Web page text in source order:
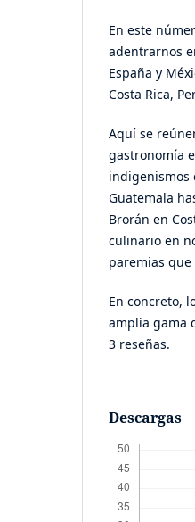
En este
adentrarnos
España y
Costa Rica,
Aquí se
gastronomía
indigenismos
Guatemala
Brorán en
culinario en
paremias
En concreto,
amplia gama
3 reseñas.
Descargas